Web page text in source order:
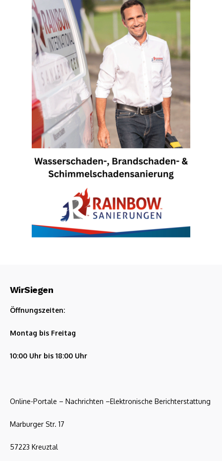
WirSiegen
Öffnungszeiten:
Montag bis Freitag
10:00 Uhr bis 18:00 Uhr
Online-Portale – Nachrichten –Elektronische Berichterstattung
Marburger Str. 17
57223 Kreuztal